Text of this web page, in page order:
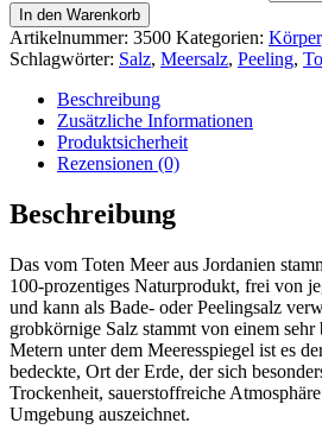
In den Warenkorb
Artikelnummer: 3500 Kategorien: Körper
Schlagwörter: Salz, Meersalz, Peeling,
Beschreibung
Zusätzliche Informationen
Produktsicherheit
Rezensionen (0)
Beschreibung
Das vom Toten Meer aus Jordanien
100-prozentiges Naturprodukt, frei von
und kann als Bade- oder Peelingsalz
grobkörnige Salz stammt von einem
Metern unter dem Meeresspiegel ist es
bedeckte, Ort der Erde, der sich
Trockenheit, sauerstoffreiche
Umgebung auszeichnet.